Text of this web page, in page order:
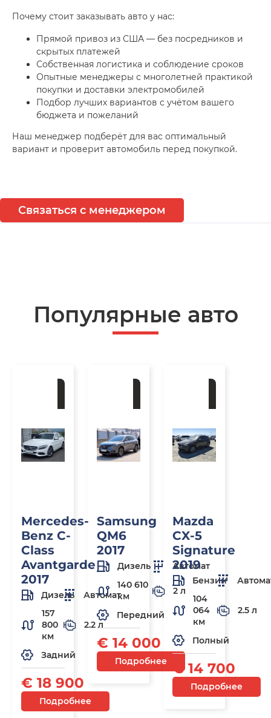
Почему стоит заказывать авто у нас:
Прямой привоз из США — без посредников и
скрытых платежей
Собственная логистика и соблюдение сроков
Опытные менеджеры с многолетней практикой
покупки и доставки электромобилей
Подбор лучших вариантов с учётом вашего
бюджета и пожеланий
Наш менеджер подберёт для вас оптимальный
вариант и проверит автомобиль перед покупкой.
Связаться с менеджером
Популярные авто
Mercedes-
Benz C-
Class
Avantgarde
2017
Дизель
Автомат
157
800
км
2.2 л
Задний
€ 18 900
Подробнее
Samsung
QM6
2017
Дизель
Автомат
140 610
км
2 л
Передний
€ 14 000
Подробнее
Mazda
CX-5
Signature
2019
Бензин
104
064
км
2.5 л
Полный
€ 14 700
Подробнее